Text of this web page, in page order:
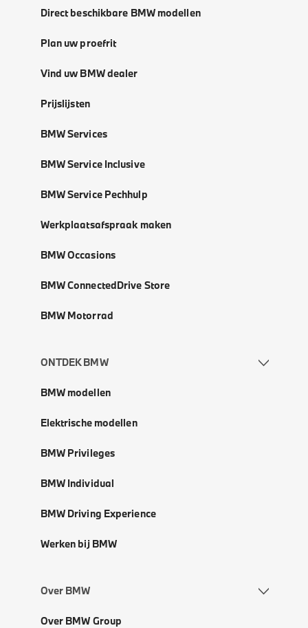
Direct beschikbare BMW modellen
Plan uw proefrit
Vind uw BMW dealer
Prijslijsten
BMW Services
BMW Service Inclusive
BMW Service Pechhulp
Werkplaatsafspraak maken
BMW Occasions
BMW ConnectedDrive Store
BMW Motorrad
ONTDEK BMW
BMW modellen
Elektrische modellen
BMW Privileges
BMW Individual
BMW Driving Experience
Werken bij BMW
Over BMW
Over BMW Group